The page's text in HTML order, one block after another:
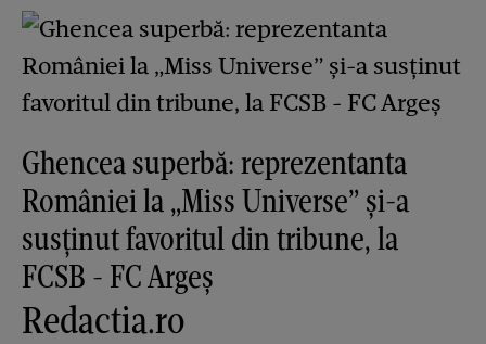
Ghencea superbă: reprezentanta
României la „Miss Universe” și-a
susținut favoritul din tribune, la
FCSB - FC Argeș
Redactia.ro